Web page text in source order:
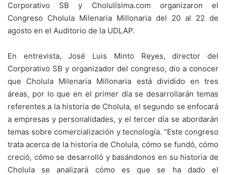
Corporativo SB y Cholulísima.com organizaron el
Congreso Cholula Milenaria Millonaria del 20 al 22 de
agosto en el Auditorio de la UDLAP.
En entrevista, José Luis Minto Reyes, director del
Corporativo SB y organizador del congreso, dio a conocer
que Cholula Milenaria Millonaria está dividido en tres
áreas, por lo que en el primer día se desarrollarán temas
referentes a la historia de Cholula, el segundo se enfocará
a empresas y personalidades, y el tercer día se abordarán
temas sobre comercialización y tecnología. “Este congreso
trata acerca de la historia de Cholula, cómo se fundó, cómo
creció, cómo se desarrolló y basándonos en su historia de
Cholula se analizará cómo es que se ha dado el